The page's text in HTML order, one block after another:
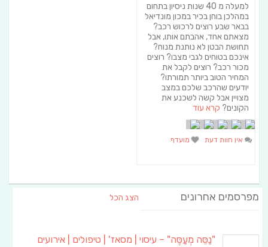
למעלה מ 40 שנות ניסיון בתחום
במהלכן בוחן בכיר במכון מונדיאל
בבאר שבע רוצים לרכוש רכב?
מצאתם אחד, אהבתם אותו, אבל
תחושת הבטן לא נותנת מנוח?
אינכם בטוחים לגבי מצבו? רוצים
מכור רכב? רוצים לקבל את
המחיר הטוב ביותר תמורתו?
יודעים שהרכב שלכם במצב
מצויין אבל קשה לשכנע את
הקונים? קרא עוד
אין חוות דעת מועדף
מפרסמים אחרונים הצג הכל
"נַסֵּה מְעַסֶּה" – עיסוי | מסאז' | טיפולים | אירועים